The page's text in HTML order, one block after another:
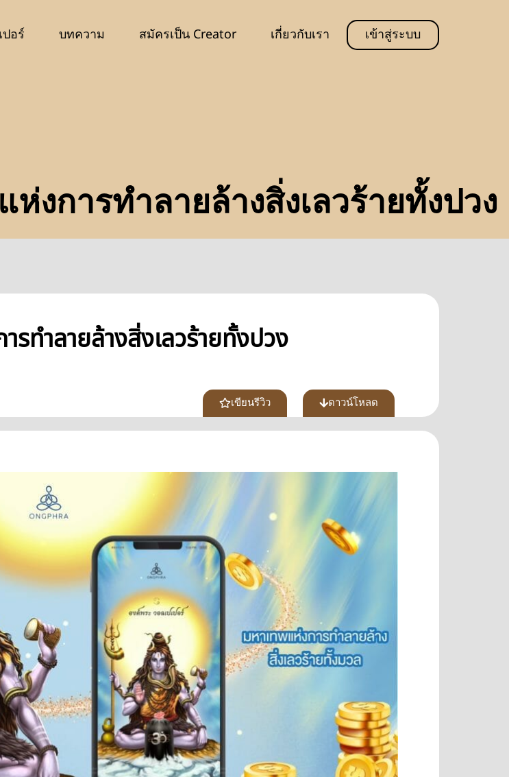
ปอร์ บทความ สมัครเป็น Creator เกี่ยวกับเรา เข้าสู่ระบบ
งการทำลายล้างสิ่งเลวร้ายทั้งปวง
รทำลายล้างสิ่งเลวร้ายทั้งปวง
เขียนรีวิว ดาวน์โหลด